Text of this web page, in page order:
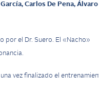
Carlos De Pena, Álvaro
por el Dr. Suero. El «Nacho»
vez finalizado el